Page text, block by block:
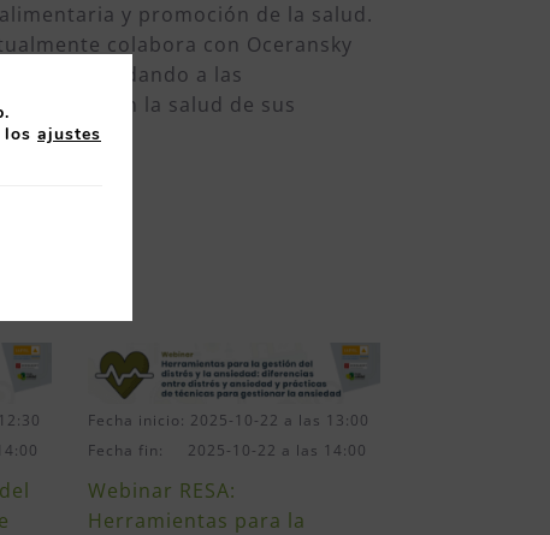
y promoción de la salud.
colabora con Oceransky
ayudando a las
con la salud de sus
Fecha inicio: 2025-10-22 a las 13:00
Fecha fin: 2025-10-22 a las 14:00
Webinar RESA:
Herramientas para la
los ajustes